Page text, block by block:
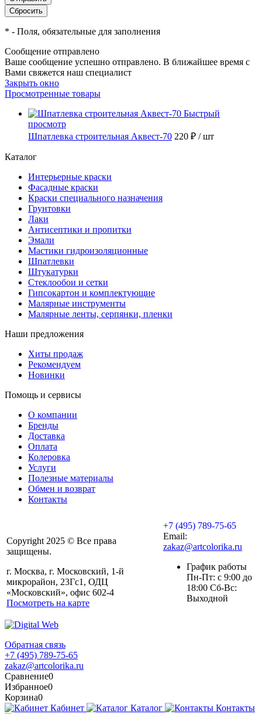
* - Поля, обязательные для заполнения
Сообщение отправлено
Ваше сообщение успешно отправлено. В ближайшее время с
Вами свяжется наш специалист
Закрыть окно
Просмотренные товары
Быстрый
просмотр
Шпатлевка строительная Аквест-70 220 ₽ / шт
Каталог
Интерьерные краски
Фасадные краски
Краски специального назначения
Грунтовки
Лаки
Антисептики и пропитки
Эмали
Мастики гидроизоляционные
Шпатлевки
Штукатурки
Стеклообои и сетки
Гипсокартон и комплектующие
Малярные инструменты
Малярные ленты, серпянки, пленки
Наши предложения
Хиты продаж
Рекомендуем
Новинки
Помощь и сервисы
О компании
Бренды
Доставка
Оплата
Колеровка
Услуги
Полезные материалы
Обмен и возврат
Контакты
Copyright 2025 © Все права
защищены.
г. Москва, г. Московский, 1-й
микрорайон, 23Гс1, ОДЦ
«Московский», офис 602-4
Посмотреть на карте
+7 (495) 789-75-65
Email:
zakaz@artcolorika.ru
График работы
Пн-Пт: с 9:00 до
18:00 Сб-Вс:
Выходной
Обратная связь
+7 (495) 789-75-65
zakaz@artcolorika.ru
Сравнение0
Избранное0
Корзина0
Кабинет
Каталог Контакты